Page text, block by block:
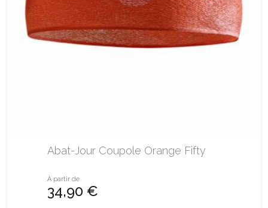
Abat-Jour Coupole Orange Fifty
À partir de
34,90 €